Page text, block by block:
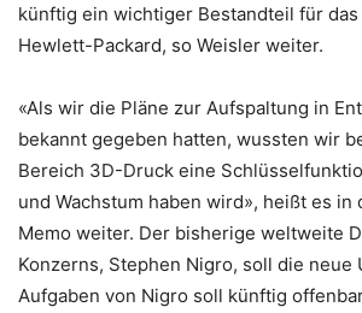
künftig ein wichtiger Bestandteil für das
Hewlett-Packard, so Weisler weiter.
«Als wir die Pläne zur Aufspaltung in
bekannt gegeben hatten, wussten wir
Bereich 3D-Druck eine
und Wachstum haben wird», heißt es in
Memo weiter. Der bisherige weltweite
Konzerns, Stephen Nigro, soll die neue
Aufgaben von Nigro soll künftig